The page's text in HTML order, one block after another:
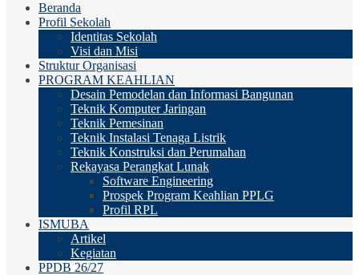
Beranda
Profil Sekolah
Identitas Sekolah
Visi dan Misi
Struktur Organisasi
PROGRAM KEAHLIAN
Desain Pemodelan dan Informasi Bangunan
Teknik Komputer Jaringan
Teknik Pemesinan
Teknik Instalasi Tenaga Listrik
Teknik Konstruksi dan Perumahan
Rekayasa Perangkat Lunak
Software Engineering
Prospek Program Keahlian PPLG
Profil RPL
ISMUBA
Artikel
Kegiatan
PPDB 26/27